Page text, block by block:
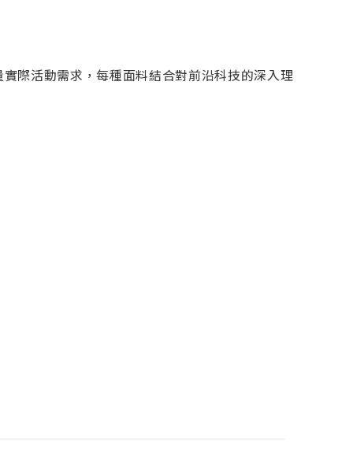
際活動需求，每種面料結合對前沿科技的深入理